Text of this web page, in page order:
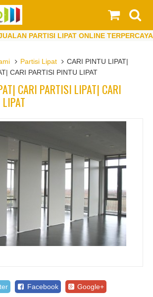
PARTISI LIPAT ONLINE TERPERCAYA
Partisi Lipat
CARI PINTU LIPAT|
CARI PARTISI PINTU LIPAT
CARI PARTISI LIPAT| CARI
Facebook Google+